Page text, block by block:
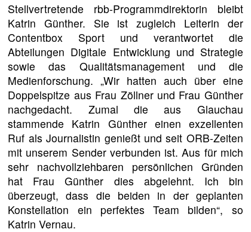
Stellvertretende rbb-Programmdirektorin bleibt
Katrin Günther. Sie ist zugleich Leiterin der
Contentbox Sport und verantwortet die
Abteilungen Digitale Entwicklung und Strategie
sowie das Qualitätsmanagement und die
Medienforschung. „Wir hatten auch über eine
Doppelspitze aus Frau Zöllner und Frau Günther
nachgedacht. Zumal die aus Glauchau
stammende Katrin Günther einen exzellenten
Ruf als Journalistin genießt und seit ORB-Zeiten
mit unserem Sender verbunden ist. Aus für mich
sehr nachvollziehbaren persönlichen Gründen
hat Frau Günther dies abgelehnt. Ich bin
überzeugt, dass die beiden in der geplanten
Konstellation ein perfektes Team bilden“, so
Katrin Vernau.